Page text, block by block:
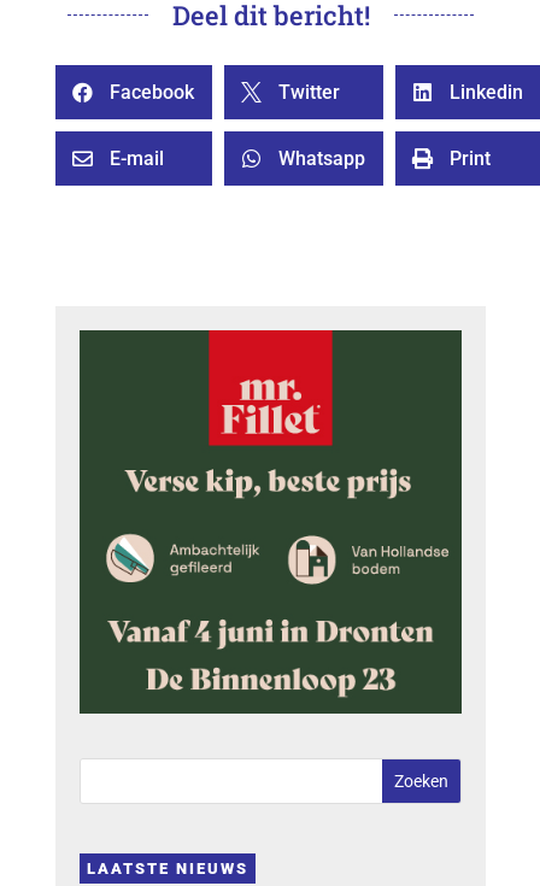
Deel dit bericht!
 Facebook  Twitter  Linkedin
 E-mail  Whatsapp  Print
LAATSTE NIEUWS